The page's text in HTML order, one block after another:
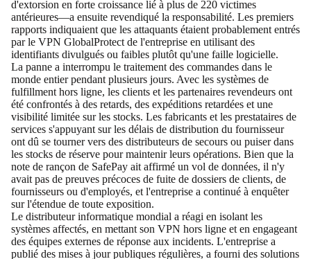
d'extorsion en forte croissance lié à plus de 220 victimes
antérieures—a ensuite revendiqué la responsabilité. Les premiers
rapports indiquaient que les attaquants étaient probablement entrés
par le VPN GlobalProtect de l'entreprise en utilisant des
identifiants divulgués ou faibles plutôt qu'une faille logicielle.
La panne a interrompu le traitement des commandes dans le
monde entier pendant plusieurs jours. Avec les systèmes de
fulfillment hors ligne, les clients et les partenaires revendeurs ont
été confrontés à des retards, des expéditions retardées et une
visibilité limitée sur les stocks. Les fabricants et les prestataires de
services s'appuyant sur les délais de distribution du fournisseur
ont dû se tourner vers des distributeurs de secours ou puiser dans
les stocks de réserve pour maintenir leurs opérations. Bien que la
note de rançon de SafePay ait affirmé un vol de données, il n'y
avait pas de preuves précoces de fuite de dossiers de clients, de
fournisseurs ou d'employés, et l'entreprise a continué à enquêter
sur l'étendue de toute exposition.
Le distributeur informatique mondial a réagi en isolant les
systèmes affectés, en mettant son VPN hors ligne et en engageant
des équipes externes de réponse aux incidents. L'entreprise a
publié des mises à jour publiques régulières, a fourni des solutions